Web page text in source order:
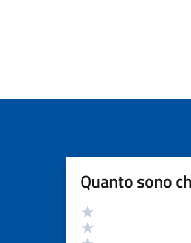
Quanto sono
Valutazione